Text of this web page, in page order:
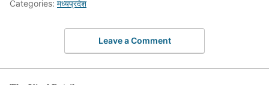
Categories: मध्यप्रदेश
Leave a Comment